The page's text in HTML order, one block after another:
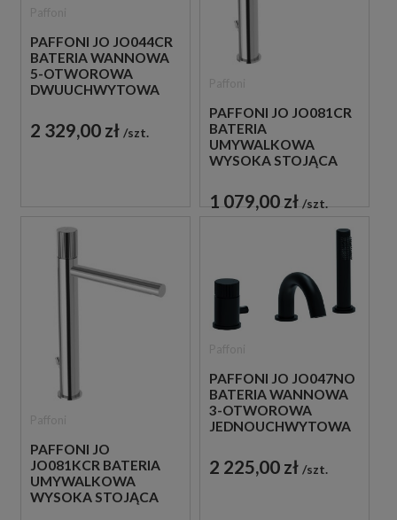
PAFFONI JO JO044CR
BATERIA WANNOWA
5-OTWOROWA
DWUUCHWYTOWA
2 329,00 zł szt.
PAFFONI JO JO081CR
BATERIA
UMYWALKOWA
WYSOKA STOJĄCA
CHROM
1 079,00 zł szt.
PAFFONI JO
JO081KCR BATERIA
UMYWALKOWA
WYSOKA STOJĄCA
PAFFONI JO JO047NO
BATERIA WANNOWA
3-OTWOROWA
JEDNOUCHWYTOWA
2 225,00 zł szt.